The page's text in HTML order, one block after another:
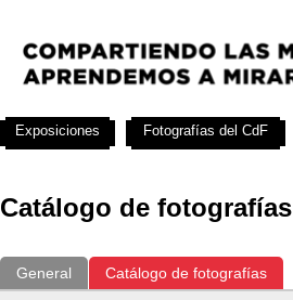
Catálogo de fotografías
General Catálogo de fotografías
Exposiciones Fotografías del CdF